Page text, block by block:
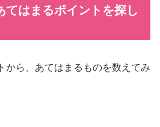
てはまるポイントを探し
から、あてはまるものを数えてみ